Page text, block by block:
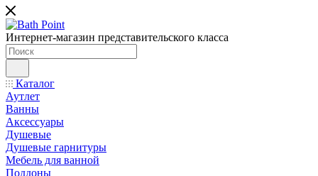
Интернет-магазин представительского класса
Каталог
Аутлет
Ванны
Аксессуары
Душевые
Душевые гарнитуры
Мебель для ванной
Поддоны